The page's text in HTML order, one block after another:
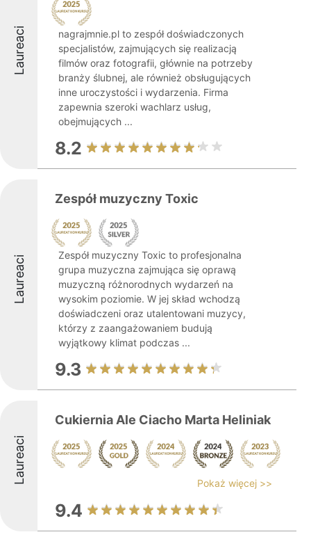
Laureaci
nagrajmnie.pl to zespół doświadczonych
specjalistów, zajmujących się realizacją
filmów oraz fotografii, głównie na potrzeby
branży ślubnej, ale również obsługujących
inne uroczystości i wydarzenia. Firma
zapewnia szeroki wachlarz usług,
obejmujących ...
8.2
Laureaci
Zespół muzyczny Toxic
Zespół muzyczny Toxic to profesjonalna
grupa muzyczna zajmująca się oprawą
muzyczną różnorodnych wydarzeń na
wysokim poziomie. W jej skład wchodzą
doświadczeni oraz utalentowani muzycy,
którzy z zaangażowaniem budują
wyjątkowy klimat podczas ...
9.3
Laureaci
Cukiernia Ale Ciacho Marta Heliniak
Pokaż więcej >>
9.4